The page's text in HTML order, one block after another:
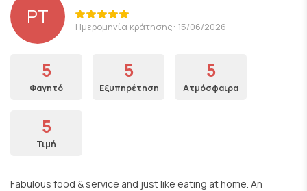
PT Ημερομηνία κράτησης: 15/06/2026
5
Φαγητό
5
Εξυπηρέτηση
5
Ατμόσφαιρα
5
Τιμή
Fabulous food & service and just like eating at home. An